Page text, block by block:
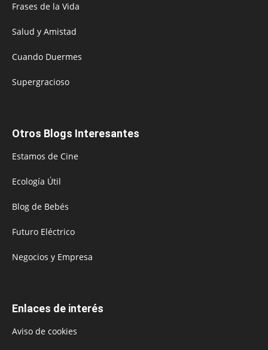
Frases de la Vida
Salud y Amistad
Cuando Duermes
Supergracioso
Otros Blogs Interesantes
Estamos de Cine
Ecología Útil
Blog de Bebés
Futuro Eléctrico
Negocios y Empresa
Enlaces de interés
Aviso de cookies